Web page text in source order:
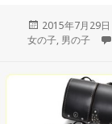
投
稿
2015年7月29日
女の子, 男の子